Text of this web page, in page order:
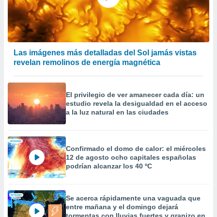
Las imágenes más detalladas del Sol jamás vistas
revelan remolinos de energía magnética
El privilegio de ver amanecer cada día: un
estudio revela la desigualdad en el acceso
a la luz natural en las ciudades
Confirmado el domo de calor: el miércoles
12 de agosto ocho capitales españolas
podrían alcanzar los 40 ºC
Se acerca rápidamente una vaguada que
entre mañana y el domingo dejará